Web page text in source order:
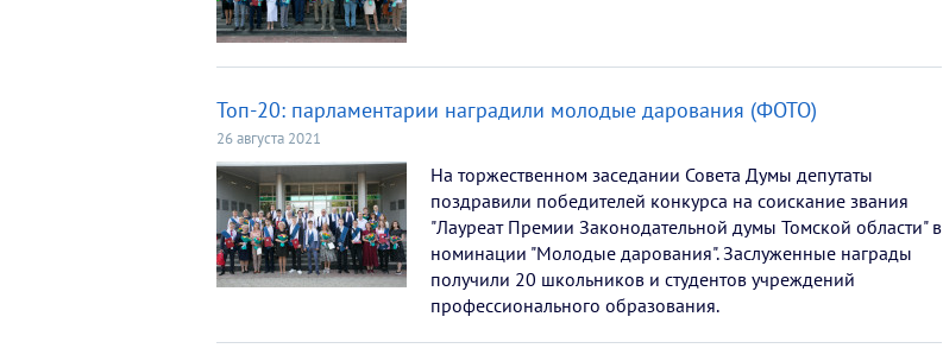
Топ-20: парламентарии наградили молодые дарования (ФОТО)
26 августа 2021
На торжественном заседании Совета Думы депутаты
поздравили победителей конкурса на соискание звания
"Лауреат Премии Законодательной думы Томской области" в
номинации "Молодые дарования". Заслуженные награды
получили 20 школьников и студентов учреждений
профессионального образования.